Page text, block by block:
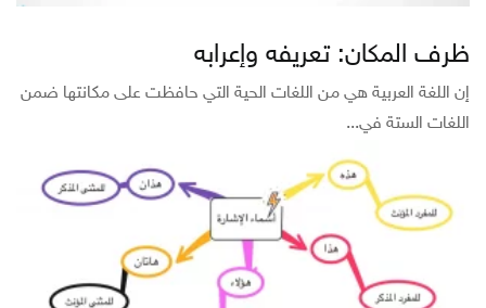
ظرف المكان: تعريفه وإعرابه
إن اللغة العربية هي من اللغات الحية التي حافظت على مكانتها ضمن
اللغات الستة في...